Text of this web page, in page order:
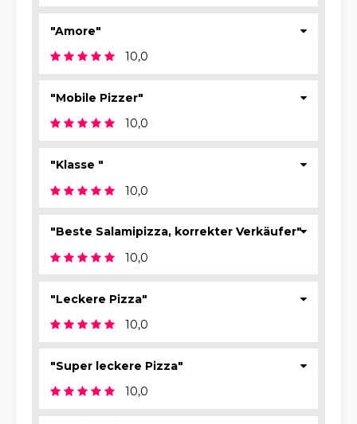
"Amore"
10,0
"Mobile Pizzer"
10,0
"Klasse "
10,0
"Beste Salamipizza, korrekter Verkäufer"
10,0
"Leckere Pizza"
10,0
"Super leckere Pizza"
10,0